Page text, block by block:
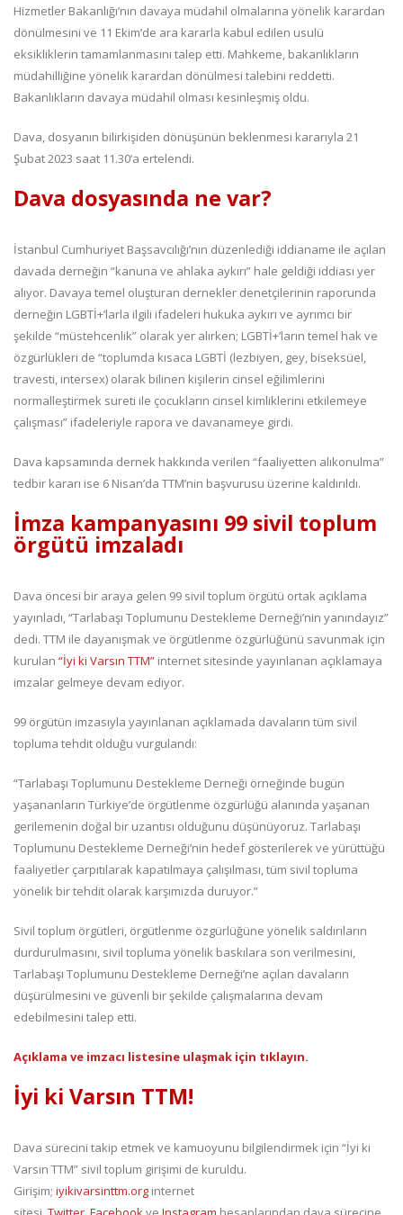
Hizmetler Bakanlığı’nın davaya müdahil olmalarına yönelik karardan
dönülmesini ve 11 Ekim’de ara kararla kabul edilen usulü
eksikliklerin tamamlanmasını talep etti. Mahkeme, bakanlıkların
müdahilliğine yönelik karardan dönülmesi talebini reddetti.
Bakanlıkların davaya müdahil olması kesinleşmiş oldu.
Dava, dosyanın bilirkişiden dönüşünün beklenmesi kararıyla 21
Şubat 2023 saat 11.30’a ertelendi.
Dava dosyasında ne var?
İstanbul Cumhuriyet Başsavcılığı’nın düzenlediği iddianame ile açılan
davada derneğin “kanuna ve ahlaka aykırı” hale geldiği iddiası yer
alıyor. Davaya temel oluşturan dernekler denetçilerinin raporunda
derneğin LGBTİ+’larla ilgili ifadeleri hukuka aykırı ve ayrımcı bir
şekilde “müstehcenlik” olarak yer alırken; LGBTİ+’ların temel hak ve
özgürlükleri de “toplumda kısaca LGBTİ (lezbiyen, gey, biseksüel,
travesti, intersex) olarak bilinen kişilerin cinsel eğilimlerini
normalleştirmek sureti ile çocukların cinsel kimliklerini etkilemeye
çalışması” ifadeleriyle rapora ve davanameye girdi.
Dava kapsamında dernek hakkında verilen “faaliyetten alıkonulma”
tedbir kararı ise 6 Nisan’da TTM’nin başvurusu üzerine kaldırıldı.
İmza kampanyasını 99 sivil toplum
örgütü imzaladı
Dava öncesi bir araya gelen 99 sivil toplum örgütü ortak açıklama
yayınladı, “Tarlabaşı Toplumunu Destekleme Derneği’nin yanındayız”
dedi. TTM ile dayanışmak ve örgütlenme özgürlüğünü savunmak için
kurulan “İyi ki Varsın TTM” internet sitesinde yayınlanan açıklamaya
imzalar gelmeye devam ediyor.
99 örgütün imzasıyla yayınlanan açıklamada davaların tüm sivil
topluma tehdit olduğu vurgulandı:
“Tarlabaşı Toplumunu Destekleme Derneği örneğinde bugün
yaşananların Türkiye’de örgütlenme özgürlüğü alanında yaşanan
gerilemenin doğal bir uzantısı olduğunu düşünüyoruz. Tarlabaşı
Toplumunu Destekleme Derneği’nin hedef gösterilerek ve yürüttüğü
faaliyetler çarpıtılarak kapatılmaya çalışılması, tüm sivil topluma
yönelik bir tehdit olarak karşımızda duruyor.”
Sivil toplum örgütleri, örgütlenme özgürlüğüne yönelik saldırıların
durdurulmasını, sivil topluma yönelik baskılara son verilmesini,
Tarlabaşı Toplumunu Destekleme Derneği’ne açılan davaların
düşürülmesini ve güvenli bir şekilde çalışmalarına devam
edebilmesini talep etti.
Açıklama ve imzacı listesine ulaşmak için tıklayın.
İyi ki Varsın TTM!
Dava sürecini takip etmek ve kamuoyunu bilgilendirmek için “İyi ki
Varsın TTM” sivil toplum girişimi de kuruldu.
Girişim; iyikivarsinttm.org internet